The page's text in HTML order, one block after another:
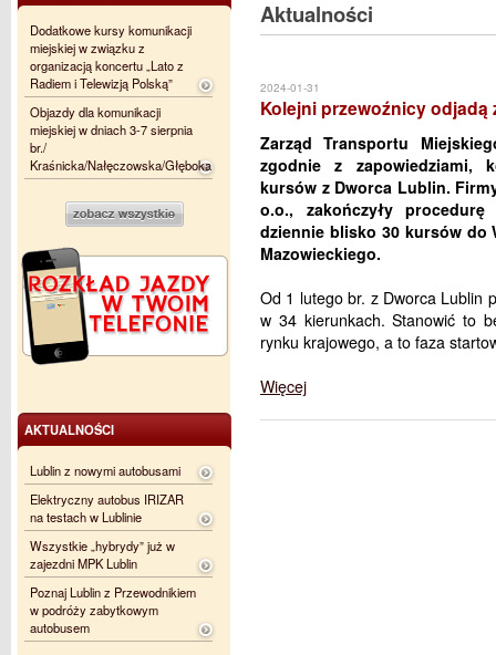
Aktualności
2024-01-31
Kolejni przewoźnicy
Zarząd Transportu
zgodnie z zapowiedziami,
kursów z Dworca Lublin.
o.o., zakończyły
dziennie blisko 30 kursów do
Mazowieckiego.
Od 1 lutego br. z Dworca Lublin
w 34 kierunkach. Stanowić to
rynku krajowego, a to faza
Więcej
Dodatkowe kursy komunikacji
miejskiej w związku z
organizacją koncertu „Lato z
Radiem i Telewizją Polską”
Objazdy dla komunikacji
miejskiej w dniach 3-7 sierpnia
br./
Kraśnicka/Nałęczowska/Głęboka
AKTUALNOŚCI
Lublin z nowymi autobusami
Elektryczny autobus IRIZAR
na testach w Lublinie
Wszystkie „hybrydy” już w
zajezdni MPK Lublin
Poznaj Lublin z Przewodnikiem
w podróży zabytkowym
autobusem